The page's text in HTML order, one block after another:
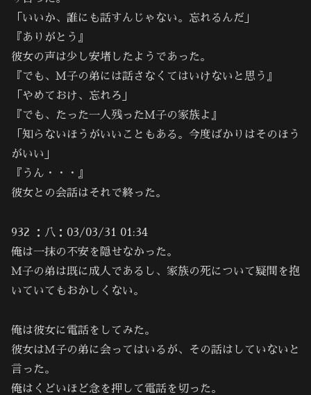
「いいか、誰にも話すんじゃない。忘れるんだ」
『ありがとう』
彼女の声は少し安堵したようであった。
『でも、Ｍ子の弟には話さなくてはいけないと思う』
「やめておけ、忘れろ」
『でも、たった一人残ったＭ子の家族よ』
「知らないほうがいいこともある。今度ばかりはそのほう
がいい」
『うん・・・』
彼女との会話はそれで終った。
932 ：八：03/03/31 01:34
俺は一抹の不安を隠せなかった。
Ｍ子の弟は既に成人であるし、家族の死について疑問を抱
いていてもおかしくない。
俺は彼女に電話をしてみた。
彼女はＭ子の弟に会ってはいるが、その話はしていないと
言った。
俺はくどいほど念を押して電話を切った。